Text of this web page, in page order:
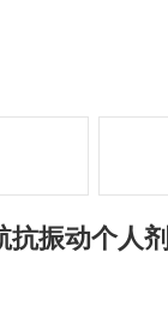
抗振动个人